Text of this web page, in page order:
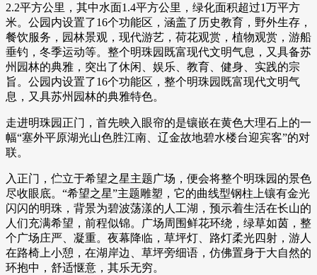
2.2平方公里，其中水面1.4平方公里，绿化面积超过1万平方
米。公园内设置了16个功能区，涵盖了历史教育，野外生存，
餐饮服务，园林景观，现代游艺，荷花观赏，植物观赏，游船
垂钓，冬季运动等。整个明珠园既富现代文明气息，又具备苏
州园林的典雅，突出了休闲、娱乐、教育、健身、实践的宗
旨。公园内设置了16个功能区，整个明珠园既富现代文明气
息，又具苏州园林的典雅特色。
走进明珠园正门，首先映入眼帘的是镶嵌在黄色大理石上的一
幅“塞外平原湖光山色胜江南、辽金故地碧水楼台迎宾客”的对
联。
入正门，伫立于希望之星主题广场，便会将整个明珠园的景色
尽收眼底。“希望之星”主题雕塑，它的曲线型钢柱上镶有金光
闪闪的明珠，背景为碧波荡漾的人工湖，预示着生活在长山的
人们充满希望，前程似锦。广场周围鲜花环绕，绿草如茵，整
个广场庄严、凝重。夜幕降临，草坪灯、路灯柔光四射，游人
在路椅上小憩，在湖岸边、草坪旁细语，仿佛置身于大自然的
环抱中，舒适惬意，其乐无穷。